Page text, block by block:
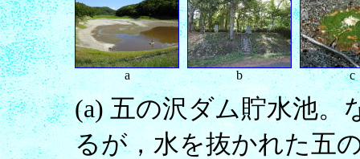
a b c
(a) 五の沢ダム貯水池
るが，水を抜かれた五